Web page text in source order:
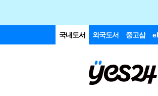
국내도서 외국도서 중고샵